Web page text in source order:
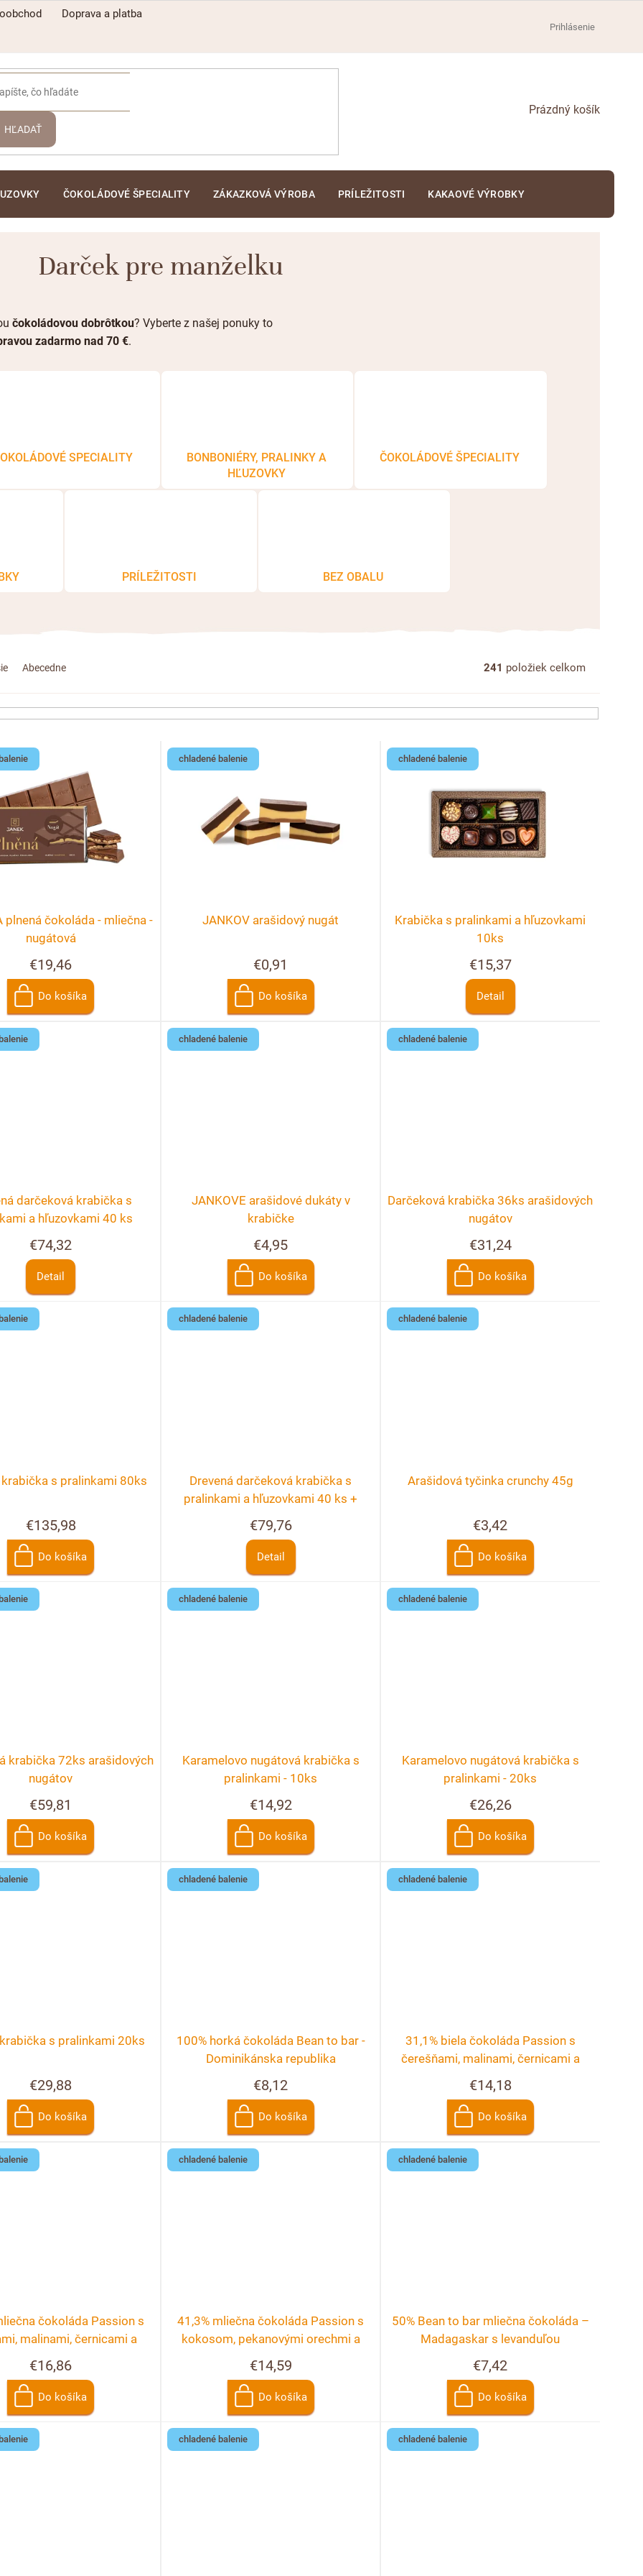
Doprava a platba
Prihlásenie
HĽADAŤ
NÁKUPNÝ
ČOKOLÁDOVÉ ŠPECIALITY ZÁKAZKOVÁ VÝROBA PRÍLEŽITOSTI KAKAOVÉ VÝROBKY
Darček pre manželku
čokoládovou dobrôtkou? Vyberte z našej ponuky to
zadarmo nad 70 €.
SPECIALITY
BONBONIÉRY, PRALINKY A
HĽUZOVKY
ČOKOLÁDOVÉ ŠPECIALITY
PRÍLEŽITOSTI BEZ OBALU
Abecedne 241 položiek celkom
plnená čokoláda - mliečna -
nugátová
€19,46
Do košíka
chladené balenie
JANKOV arašidový nugát
€0,91
Do košíka
chladené balenie
Krabička s pralinkami a hľuzovkami
10ks
€15,37
Detail
darčeková krabička s
a hľuzovkami 40 ks
€74,32
Detail
chladené balenie
JANKOVE arašidové dukáty v
krabičke
€4,95
Do košíka
chladené balenie
Darčeková krabička 36ks arašidových
nugátov
€31,24
Do košíka
krabička s pralinkami 80ks
€135,98
Do košíka
chladené balenie
Drevená darčeková krabička s
pralinkami a hľuzovkami 40 ks +
€79,76
Detail
chladené balenie
Arašidová tyčinka crunchy 45g
€3,42
Do košíka
krabička 72ks arašidových
nugátov
€59,81
Do košíka
chladené balenie
Karamelovo nugátová krabička s
pralinkami - 10ks
€14,92
Do košíka
chladené balenie
Karamelovo nugátová krabička s
pralinkami - 20ks
€26,26
Do košíka
s pralinkami 20ks
€29,88
Do košíka
chladené balenie
100% horká čokoláda Bean to bar -
Dominikánska republika
€8,12
Do košíka
chladené balenie
31,1% biela čokoláda Passion s
čerešňami, malinami, černicami a
ružou
€14,18
Do košíka
čokoláda Passion s
malinami, černicami a
€16,86
Do košíka
chladené balenie
41,3% mliečna čokoláda Passion s
kokosom, pekanovými orechmi a
€14,59
Do košíka
chladené balenie
50% Bean to bar mliečna čokoláda –
Madagaskar s levanduľou
€7,42
Do košíka
chladené balenie chladené balenie